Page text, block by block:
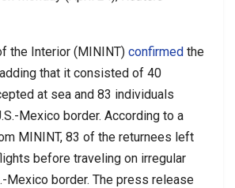
the Interior (MININT) confirmed the
that it consisted of 40
at sea and 83 individuals
Mexico border. According to a
MININT, 83 of the returnees left
before traveling on irregular
Mexico border. The press release